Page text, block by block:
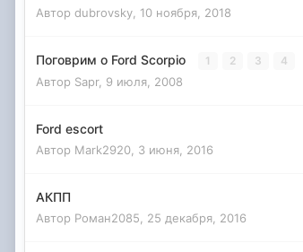
Автор dubrovsky 10 ноября, 2018
Поговрим о Ford Scorpio 1 2 3 4
Автор Sapr, 9 июля, 2008
Ford escort
Автор Mark2920 3 июня, 2016
АКПП
Автор Роман2085 25 декабря, 2016